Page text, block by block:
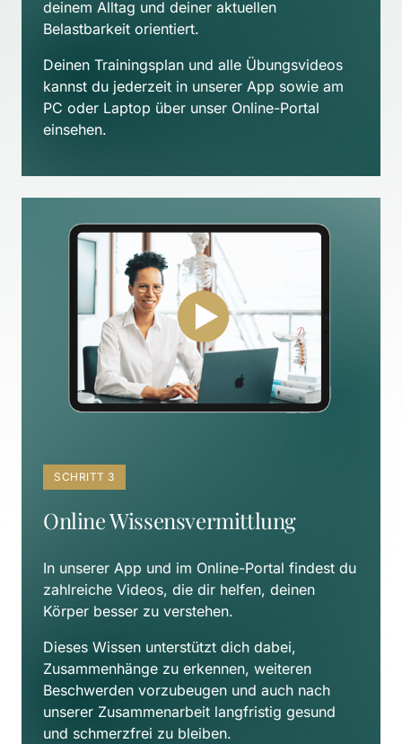
deinem Alltag und deiner aktuellen
Belastbarkeit orientiert.
Deinen Trainingsplan und alle Übungsvideos
kannst du jederzeit in unserer App sowie am
PC oder Laptop über unser Online-Portal
einsehen.
SCHRITT 3
Online Wissensvermittlung
In unserer App und im Online-Portal findest du
zahlreiche Videos, die dir helfen, deinen
Körper besser zu verstehen.
Dieses Wissen unterstützt dich dabei,
Zusammenhänge zu erkennen, weiteren
Beschwerden vorzubeugen und auch nach
unserer Zusammenarbeit langfristig gesund
und schmerzfrei zu bleiben.